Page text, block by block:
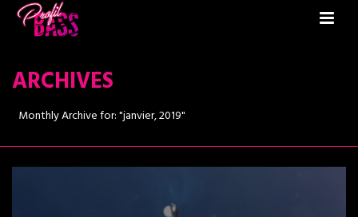
ARCHIVES
Monthly Archive for: "janvier, 2019"